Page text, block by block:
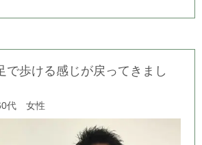
で歩ける感じが戻ってきまし
代 女性